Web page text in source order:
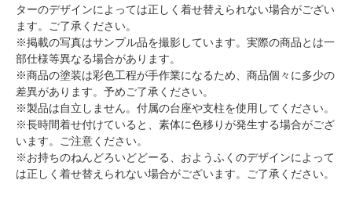
ターのデザインによっては正しく着せ替えられない場合がござい
ます。ご了承ください。
※掲載の写真はサンプル品を撮影しています。実際の商品とは一
部仕様等異なる場合があります。
※商品の塗装は彩色工程が手作業になるため、商品個々に多少の
差異があります。予めご了承ください。
※製品は自立しません。付属の台座や支柱を使用してください。
※長時間着せ付けていると、素体に色移りが発生する場合がござ
います。ご注意ください。
※お持ちのねんどろいどどーる、おようふくのデザインによって
は正しく着せ替えられない場合がございます。ご了承ください。